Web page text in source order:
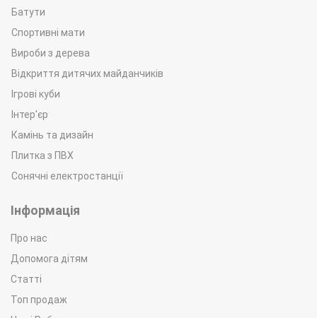
Батути
Спортивні мати
Вироби з дерева
Відкриття дитячих майданчиків
Ігрові куби
Інтер'єр
Камінь та дизайн
Плитка з ПВХ
Сонячні електростанції
Інформація
Про нас
Допомога дітям
Статті
Топ продаж